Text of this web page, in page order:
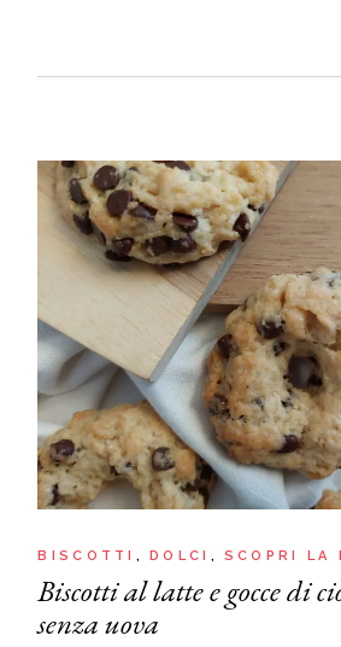
BISCOTTI DOLCI SCOPRI LA
Biscotti al latte e gocce di
senza uova